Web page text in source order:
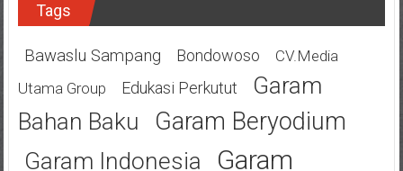
Tags
Bawaslu Sampang Bondowoso
CV.Media
Utama Group
Edukasi Perkutut
Garam
Bahan Baku
Garam Beryodium
Garam Indonesia Garam